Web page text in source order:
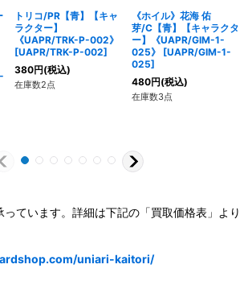
トリコ/PR【青】【キャ
ラクター】
《UAPR/TRK-P-002》
[UAPR/TRK-P-002]
380円(税込)
在庫数2点
《ホイル》花海 佑
芽/C【青】【キャラクタ
ー】《UAPR/GIM-1-
025》
[UAPR/GIM-1-
025]
480円(税込)
在庫数3点
ています。詳細は下記の「買取価格表」より
uniari-kaitori/